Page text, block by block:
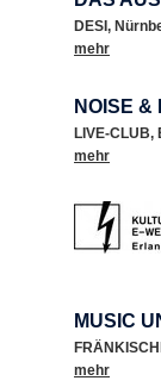
DESI ,
mehr
NOISE &
LIVE-CLUB,
mehr
MUSIC
mehr